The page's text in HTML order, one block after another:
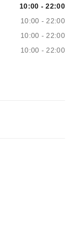
10:00 - 22:00
10:00 - 22:00
10:00 - 22:00
10:00 - 22:00